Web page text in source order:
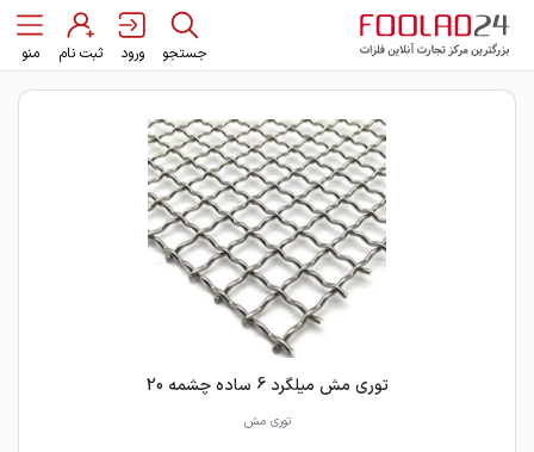
جستجو ورود ثبت نام منو
توری مش میلگرد 6 ساده چشمه 20
توری مش